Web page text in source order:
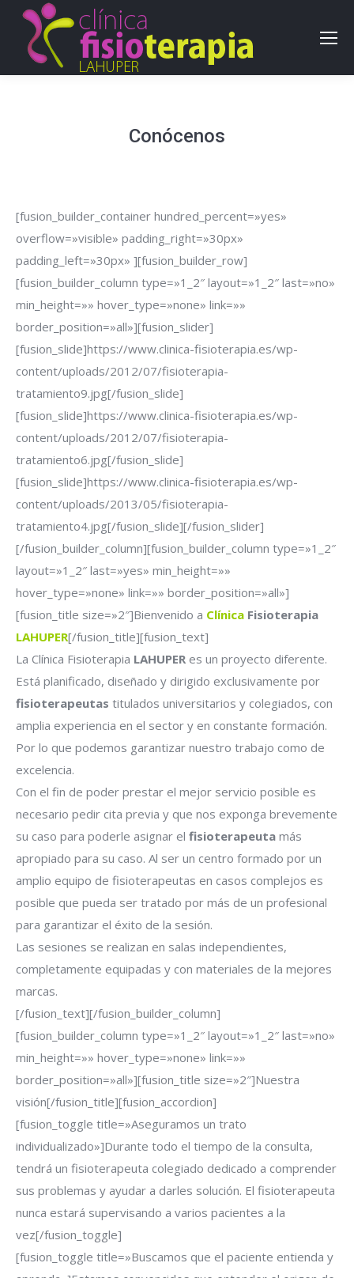
Conócenos
[fusion_builder_container hundred_percent=»yes»
overflow=»visible» padding_right=»30px»
padding_left=»30px» ][fusion_builder_row]
[fusion_builder_column type=»1_2″ layout=»1_2″ last=»no»
min_height=»» hover_type=»none» link=»»
border_position=»all»][fusion_slider]
[fusion_slide]https://www.clinica-fisioterapia.es/wp-
content/uploads/2012/07/fisioterapia-
tratamiento9.jpg[/fusion_slide]
[fusion_slide]https://www.clinica-fisioterapia.es/wp-
content/uploads/2012/07/fisioterapia-
tratamiento6.jpg[/fusion_slide]
[fusion_slide]https://www.clinica-fisioterapia.es/wp-
content/uploads/2013/05/fisioterapia-
tratamiento4.jpg[/fusion_slide][/fusion_slider]
[/fusion_builder_column][fusion_builder_column type=»1_2″
layout=»1_2″ last=»yes» min_height=»»
hover_type=»none» link=»» border_position=»all»]
[fusion_title size=»2″]Bienvenido a Clínica Fisioterapia
LAHUPER[/fusion_title][fusion_text]
La Clínica Fisioterapia LAHUPER es un proyecto diferente.
Está planificado, diseñado y dirigido exclusivamente por
fisioterapeutas titulados universitarios y colegiados, con
amplia experiencia en el sector y en constante formación.
Por lo que podemos garantizar nuestro trabajo como de
excelencia.
Con el fin de poder prestar el mejor servicio posible es
necesario pedir cita previa y que nos exponga brevemente
su caso para poderle asignar el fisioterapeuta más
apropiado para su caso. Al ser un centro formado por un
amplio equipo de fisioterapeutas en casos complejos es
posible que pueda ser tratado por más de un profesional
para garantizar el éxito de la sesión.
Las sesiones se realizan en salas independientes,
completamente equipadas y con materiales de la mejores
marcas.
[/fusion_text][/fusion_builder_column]
[fusion_builder_column type=»1_2″ layout=»1_2″ last=»no»
min_height=»» hover_type=»none» link=»»
border_position=»all»][fusion_title size=»2″]Nuestra
visión[/fusion_title][fusion_accordion]
[fusion_toggle title=»Aseguramos un trato
individualizado»]Durante todo el tiempo de la consulta,
tendrá un fisioterapeuta colegiado dedicado a comprender
sus problemas y ayudar a darles solución. El fisioterapeuta
nunca estará supervisando a varios pacientes a la
vez[/fusion_toggle]
[fusion_toggle title=»Buscamos que el paciente entienda y